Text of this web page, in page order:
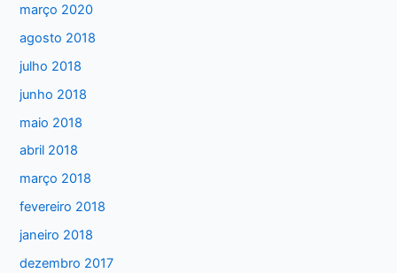
março 2020
agosto 2018
julho 2018
junho 2018
maio 2018
abril 2018
março 2018
fevereiro 2018
janeiro 2018
dezembro 2017